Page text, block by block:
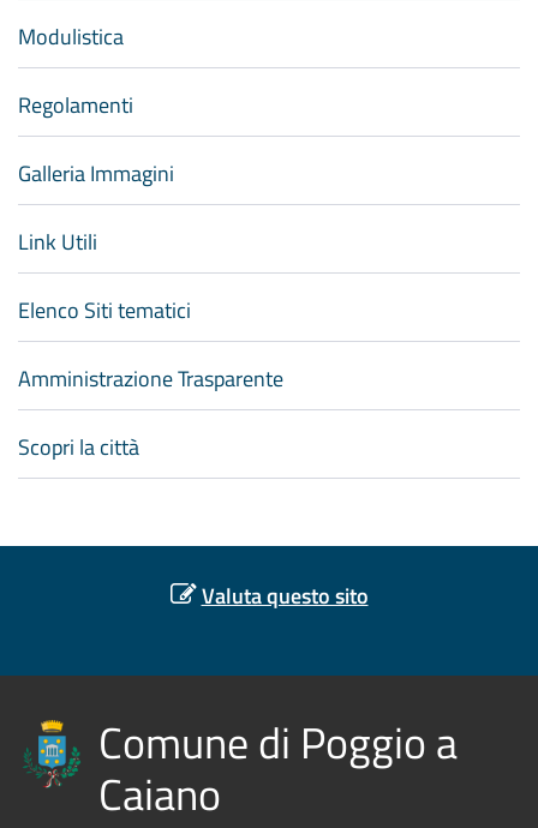
Modulistica
Regolamenti
Galleria Immagini
Link Utili
Elenco Siti tematici
Amministrazione Trasparente
Scopri la città
Valuta questo sito
Comune di Poggio a
Caiano